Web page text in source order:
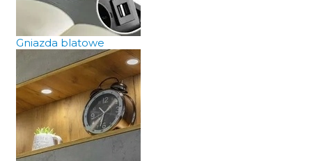
Gniazda blatowe